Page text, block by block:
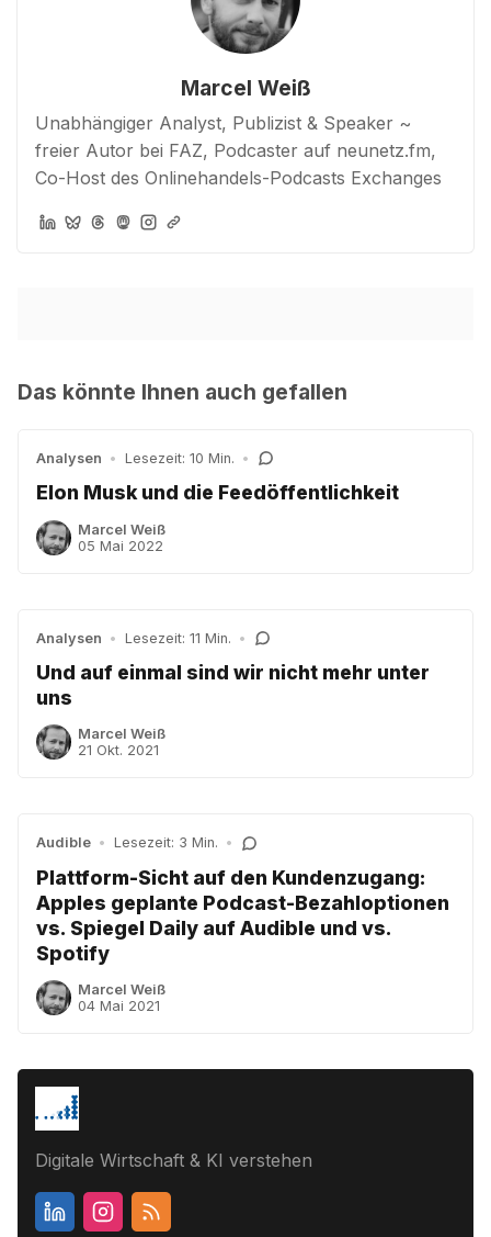
Marcel Weiß
Unabhängiger Analyst, Publizist & Speaker ~
freier Autor bei FAZ, Podcaster auf neunetz.fm,
Co-Host des Onlinehandels-Podcasts Exchanges
Das könnte Ihnen auch gefallen
Analysen • Lesezeit: 10 Min. •
Elon Musk und die Feedöffentlichkeit
Marcel Weiß
05 Mai 2022
Analysen • Lesezeit: 11 Min. •
Und auf einmal sind wir nicht mehr unter
uns
Marcel Weiß
21 Okt. 2021
Audible • Lesezeit: 3 Min. •
Plattform-Sicht auf den Kundenzugang:
Apples geplante Podcast-Bezahloptionen
vs. Spiegel Daily auf Audible und vs.
Spotify
Marcel Weiß
04 Mai 2021
Digitale Wirtschaft & KI verstehen